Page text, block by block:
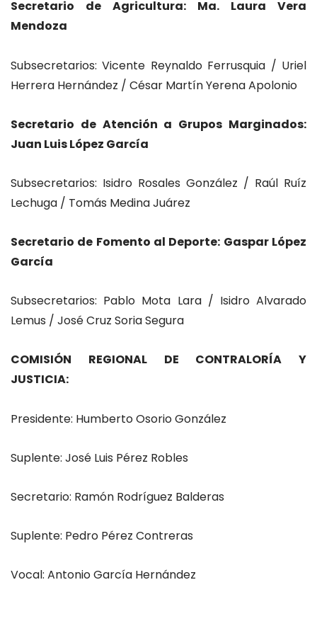
Secretario de Agricultura: Ma. Laura Vera
Mendoza
Subsecretarios: Vicente Reynaldo Ferrusquia / Uriel
Herrera Hernández / César Martín Yerena Apolonio
Secretario de Atención a Grupos Marginados:
Juan Luis López García
Subsecretarios: Isidro Rosales González / Raúl Ruíz
Lechuga / Tomás Medina Juárez
Secretario de Fomento al Deporte: Gaspar López
García
Subsecretarios: Pablo Mota Lara / Isidro Alvarado
Lemus / José Cruz Soria Segura
COMISIÓN REGIONAL DE CONTRALORÍA Y
JUSTICIA:
Presidente: Humberto Osorio González
Suplente: José Luis Pérez Robles
Secretario: Ramón Rodríguez Balderas
Suplente: Pedro Pérez Contreras
Vocal: Antonio García Hernández